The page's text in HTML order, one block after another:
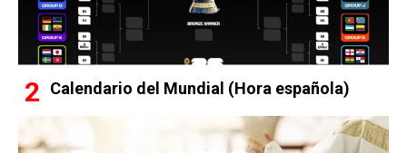
Calendario del Mundial (Hora española)